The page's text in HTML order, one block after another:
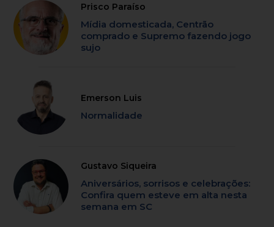
Prisco Paraíso
Mídia domesticada, Centrão
comprado e Supremo fazendo jogo
sujo
Emerson Luis
Normalidade
Gustavo Siqueira
Aniversários, sorrisos e celebrações:
Confira quem esteve em alta nesta
semana em SC